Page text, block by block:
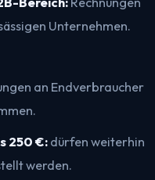
Unternehmen.
an Endverbraucher
250 €: dürfen weiterhin
werden.